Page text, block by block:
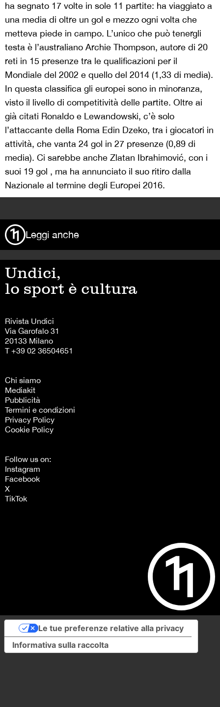
ha segnato 17 volte in sole 11 partite: ha viaggiato a
una media di oltre un gol e mezzo ogni volta che
metteva piede in campo. L’unico che può tenergli
testa è l’australiano Archie Thompson, autore di 20
reti in 15 presenze tra le qualificazioni per il
Mondiale del 2002 e quello del 2014 (1,33 di media).
In questa classifica gli europei sono in minoranza,
visto il livello di competitività delle partite. Oltre ai
già citati Ronaldo e Lewandowski, c’è solo
l’attaccante della Roma Edin Dzeko, tra i giocatori in
attività, che vanta 24 gol in 27 presenze (0,89 di
media). Ci sarebbe anche Zlatan Ibrahimović, con i
suoi 19 gol , ma ha annunciato il suo ritiro dalla
Nazionale al termine degli Europei 2016.
Leggi anche
Undici,
lo sport è cultura
Rivista Undici
Via Garofalo 31
20133 Milano
T +39 02 36504651
Chi siamo
Mediakit
Pubblicità
Termini e condizioni
Privacy Policy
Cookie Policy
Follow us on:
Instagram
Facebook
X
TikTok
Informativa sulla raccolta
Le tue preferenze relative alla privacy